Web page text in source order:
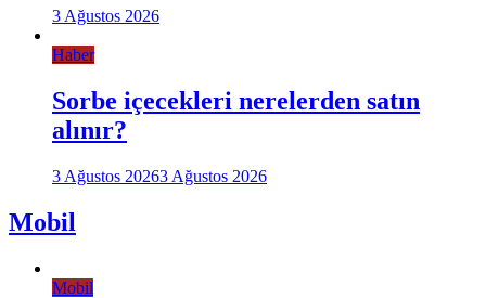
3 Ağustos 2026
Haber
Sorbe içecekleri nerelerden satın
alınır?
3 Ağustos 20263 Ağustos 2026
Mobil
Mobil